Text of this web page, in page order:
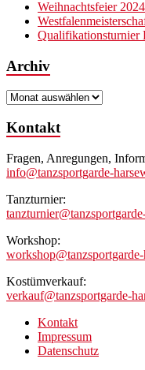
Weihnachtsfeier 2024
Qualifikationsturnier
Archiv
Archiv
Kontakt
Fragen, Anregungen,
info@tanzsportgarde-
Tanzturnier:
Workshop:
Kostümverkauf:
verkauf@tanzsportgarde-
Kontakt
Impressum
Datenschutz